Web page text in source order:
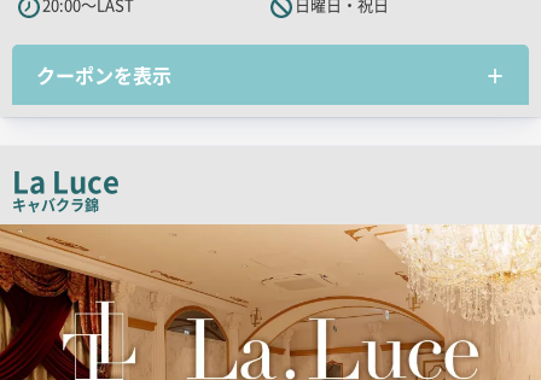
コ
ー
クーポンを表示
La Luce
キャバクラ錦
検
索
結
果
一
覧
用
画
像